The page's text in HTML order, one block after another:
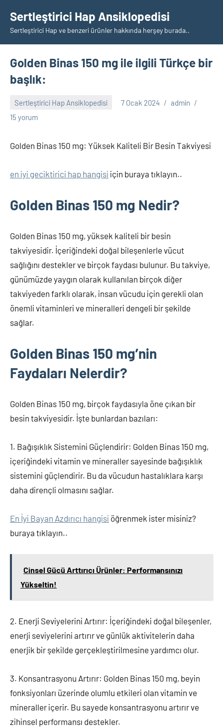
geçSertleştirici Hap Ansiklopedisi
Sertleştirici Hap ve benzeri ürünler hakkında herşey burada..
Golden Binas 150 mg ile ilgili Türkçe bir
başlık:
Sertleştirici Hap Ansiklopedisi 7 Ocak 2024
admin
15 yorum
Golden Binas 150 mg: Yüksek Kaliteli Bir Besin Takviyesi
en iyi geciktirici hap hangisi için buraya tıklayın..
Golden Binas 150 mg Nedir?
Golden Binas 150 mg, yüksek kaliteli bir besin
takviyesidir. İçeriğindeki doğal bileşenlerle vücut
sağlığını destekler ve birçok faydası bulunur. Bu takviye,
günümüzde yaygın olarak kullanılan birçok diğer
takviyeden farklı olarak, insan vücudu için gerekli olan
önemli vitaminleri ve mineralleri dengeli bir şekilde
sağlar.
Golden Binas 150 mg’nin
Faydaları Nelerdir?
Golden Binas 150 mg, birçok faydasıyla öne çıkan bir
besin takviyesidir. İşte bunlardan bazıları:
1. Bağışıklık Sistemini Güçlendirir: Golden Binas 150 mg,
içeriğindeki vitamin ve mineraller sayesinde bağışıklık
sistemini güçlendirir. Bu da vücudun hastalıklara karşı
daha dirençli olmasını sağlar.
En İyi Bayan Azdırıcı hangisi öğrenmek ister misiniz?
buraya tıklayın..
Cinsel Gücü Arttırıcı Ürünler: Performansınızı
Yükseltin!
2. Enerji Seviyelerini Artırır: İçeriğindeki doğal bileşenler,
enerji seviyelerini artırır ve günlük aktivitelerin daha
enerjik bir şekilde gerçekleştirilmesine yardımcı olur.
3. Konsantrasyonu Artırır: Golden Binas 150 mg, beyin
fonksiyonları üzerinde olumlu etkileri olan vitamin ve
mineraller içerir. Bu sayede konsantrasyonu artırır ve
zihinsel performansı destekler.